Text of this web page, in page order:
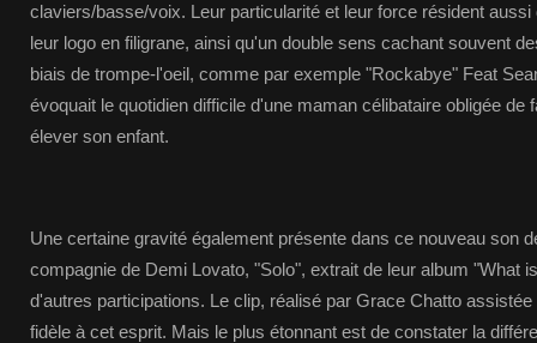
claviers/basse/voix. Leur particularité et leur force résident
leur logo en filigrane, ainsi qu'un double sens cachant souvent
biais de trompe-l'oeil, comme par exemple "Rockabye" Feat
évoquait le quotidien difficile d'une maman célibataire obligée de
élever son enfant.
Une certaine gravité également présente dans ce nouveau son
compagnie de Demi Lovato, "Solo", extrait de leur album "What
d'autres participations. Le clip, réalisé par Grace Chatto
fidèle à cet esprit. Mais le plus étonnant est de constater la